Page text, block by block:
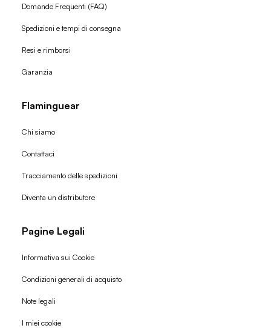
Domande Frequenti (FAQ)
Spedizioni e tempi di consegna
Resi e rimborsi
Garanzia
Flaminguear
Chi siamo
Contattaci
Tracciamento delle spedizioni
Diventa un distributore
Pagine Legali
Informativa sui Cookie
Condizioni generali di acquisto
Note legali
I miei cookie
Politica di rimborso